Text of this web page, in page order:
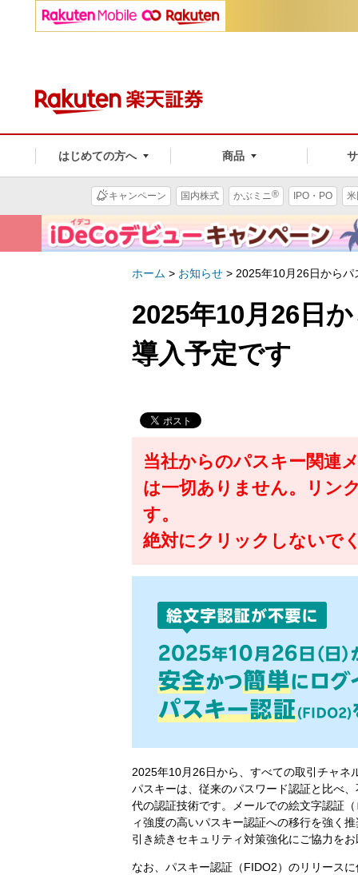
はじめての方へ 商品
キャンペーン 国内株式 かぶミニ® IPO・PO
ホーム > お知らせ > 2025年10月26日から
2025年10月26日
導入予定です
当社からのパスキー関連
は一切ありません。リン
す。
絶対にクリックしないで
2025年10月26日から、すべての取引チャネ
パスキーは、従来のパスワード認証と比べ
代の認証技術です。メールでの絵文字認証
ィ強度の高いパスキー認証への移行を強く
引き続きセキュリティ対策強化にご協力を
なお、パスキー認証（FIDO2）のリリース